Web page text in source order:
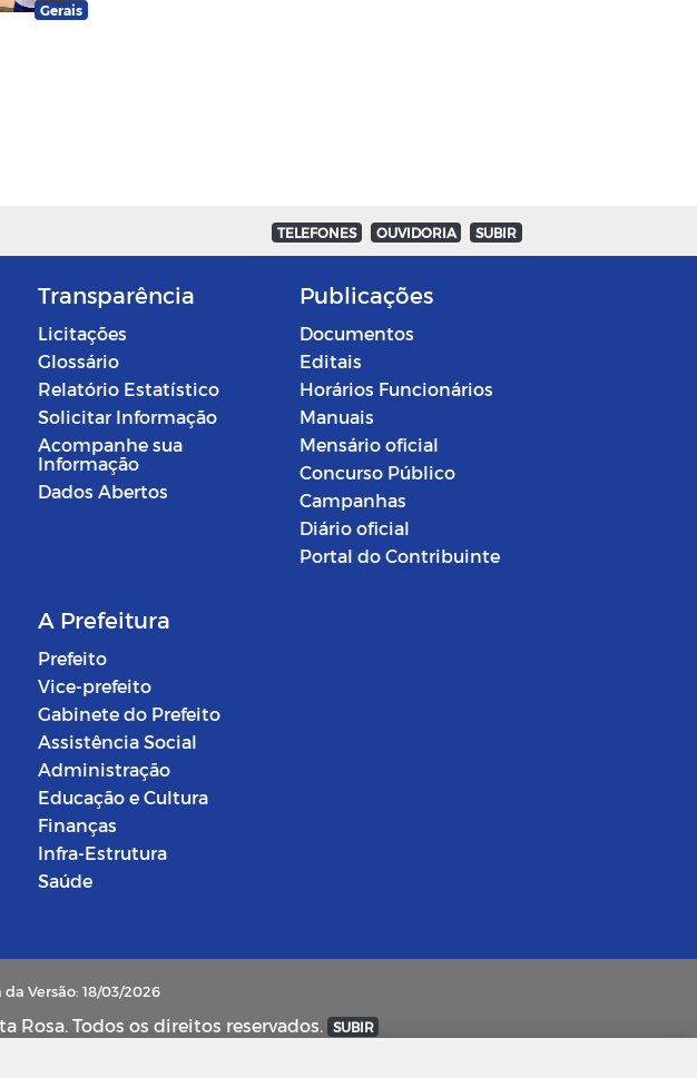
Gerais
TELEFONES OUVIDORIA SUBIR
Transparência
Licitações
Glossário
Relatório Estatístico
Solicitar Informação
Acompanhe sua
Informação
Dados Abertos
Publicações
Documentos
Editais
Horários Funcionários
Manuais
Mensário oficial
Concurso Público
Campanhas
Diário oficial
Portal do Contribuinte
A Prefeitura
Prefeito
Vice-prefeito
Gabinete do Prefeito
Assistência Social
Administração
Educação e Cultura
Finanças
Infra-Estrutura
Saúde
da Versão: 18/03/2026
Rosa. Todos os direitos reservados. SUBIR